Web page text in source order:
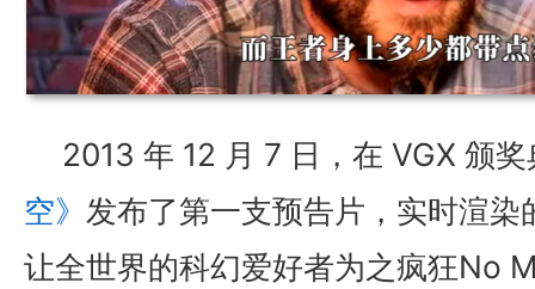
2013 年 12 月 7 日，在 VGX 颁
空》 发布了第一支预告片，实时渲染
让全世界的科幻爱好者为之疯狂No